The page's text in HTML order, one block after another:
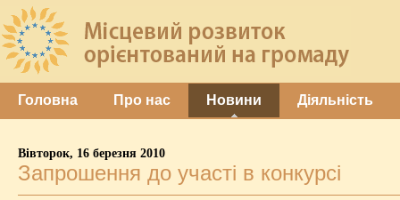
Головна Про нас Новини Діяльність
Вівторок, 16 березня 2010
Запрошення до участі в конкурсі